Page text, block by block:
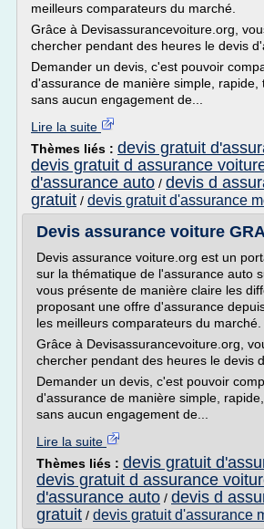
meilleurs comparateurs du marché.
Grâce à Devisassurancevoiture.org,
chercher pendant des heures le devis
Demander un devis, c'est pouvoir
d'assurance de manière simple, rapide,
sans aucun engagement de...
Lire la suite
Thèmes liés : devis gratuit
devis gratuit d assurance
d'assurance auto / devis d
gratuit / devis gratuit d'assurance
Devis assurance voiture
Devis assurance voiture.org est un
sur la thématique de l'assurance auto
vous présente de manière claire les
proposant une offre d'assurance
les meilleurs comparateurs du marché.
Grâce à Devisassurancevoiture.org,
chercher pendant des heures le devis
Demander un devis, c'est pouvoir
d'assurance de manière simple,
sans aucun engagement de...
Lire la suite
Thèmes liés : devis gratuit
devis gratuit d assurance
d'assurance auto / devis d
gratuit / devis gratuit d'assurance